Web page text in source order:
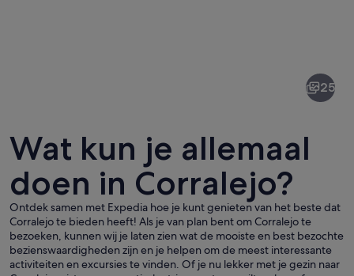
Een kustplaats met witte en gele
25
Wat kun je allemaal
doen in Corralejo?
Ontdek samen met Expedia hoe je kunt genieten van het beste dat
Corralejo te bieden heeft! Als je van plan bent om Corralejo te
bezoeken, kunnen wij je laten zien wat de mooiste en best bezochte
bezienswaardigheden zijn en je helpen om de meest interessante
activiteiten en excursies te vinden. Of je nu lekker met je gezin naar